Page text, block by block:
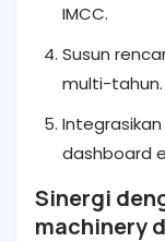
IMCC.
Susun
multi-tahun.
dashboard
Sinergi
machinery